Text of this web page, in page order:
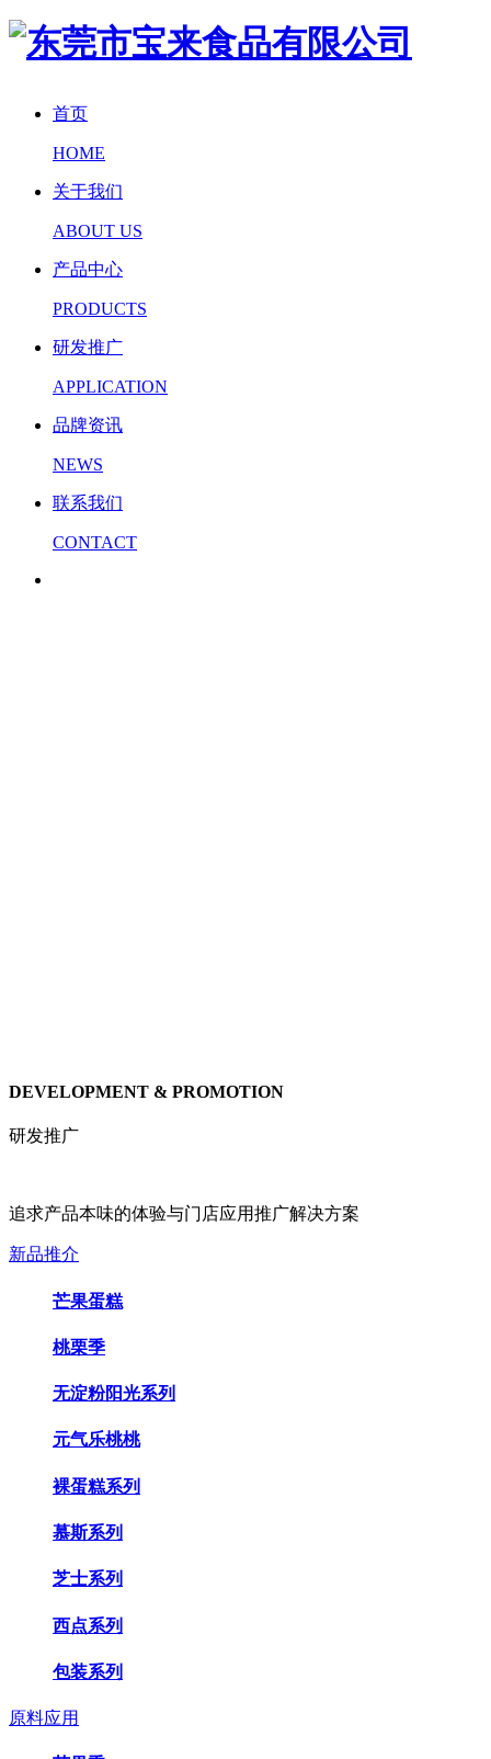
首页
HOME
关于我们
ABOUT US
产品中心
PRODUCTS
研发推广
APPLICATION
品牌资讯
NEWS
联系我们
CONTACT
DEVELOPMENT & PROMOTION
研发推广
追求产品本味的体验与门店应用推广解决方案
新品推介
芒果蛋糕
桃栗季
无淀粉阳光系列
元气乐桃桃
裸蛋糕系列
慕斯系列
芝士系列
西点系列
包装系列
原料应用